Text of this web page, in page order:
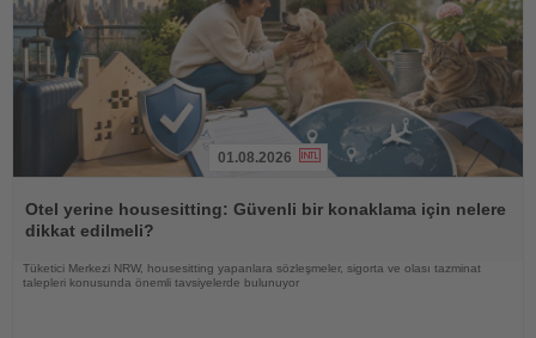
Oku
01.08.2026
Otel yerine housesitting: Güvenli bir konaklama için nelere
dikkat edilmeli?
Tüketici Merkezi NRW, housesitting yapanlara sözleşmeler, sigorta ve olası tazminat
talepleri konusunda önemli tavsiyelerde bulunuyor